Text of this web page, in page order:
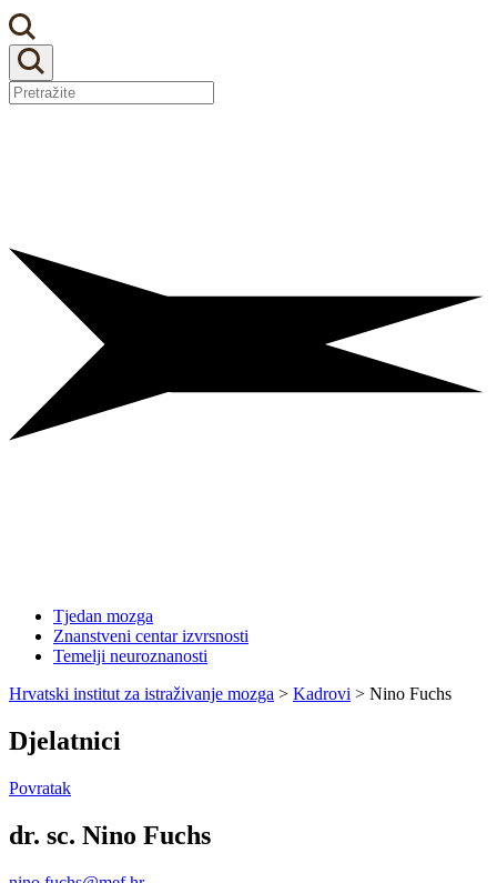
Tjedan mozga
Znanstveni centar izvrsnosti
Temelji neuroznanosti
Hrvatski institut za istraživanje mozga > Kadrovi > Nino Fuchs
Djelatnici
Povratak
dr. sc. Nino Fuchs